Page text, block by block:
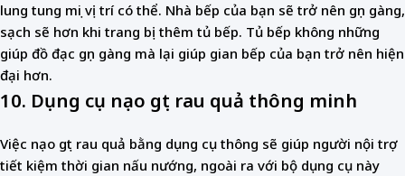
lung tung mọi vị trí có thể. Nhà bếp của bạn sẽ trở nên gọn gàng,
sạch sẽ hơn khi trang bị thêm tủ bếp. Tủ bếp không những
giúp đồ đạc gọn gàng mà lại giúp gian bếp của bạn trở nên hiện
đại hơn.
10. Dụng cụ nạo gọt rau quả thông minh
Việc nạo gọt rau quả bằng dụng cụ thông sẽ giúp người nội trợ
tiết kiệm thời gian nấu nướng, ngoài ra với bộ dụng cụ này